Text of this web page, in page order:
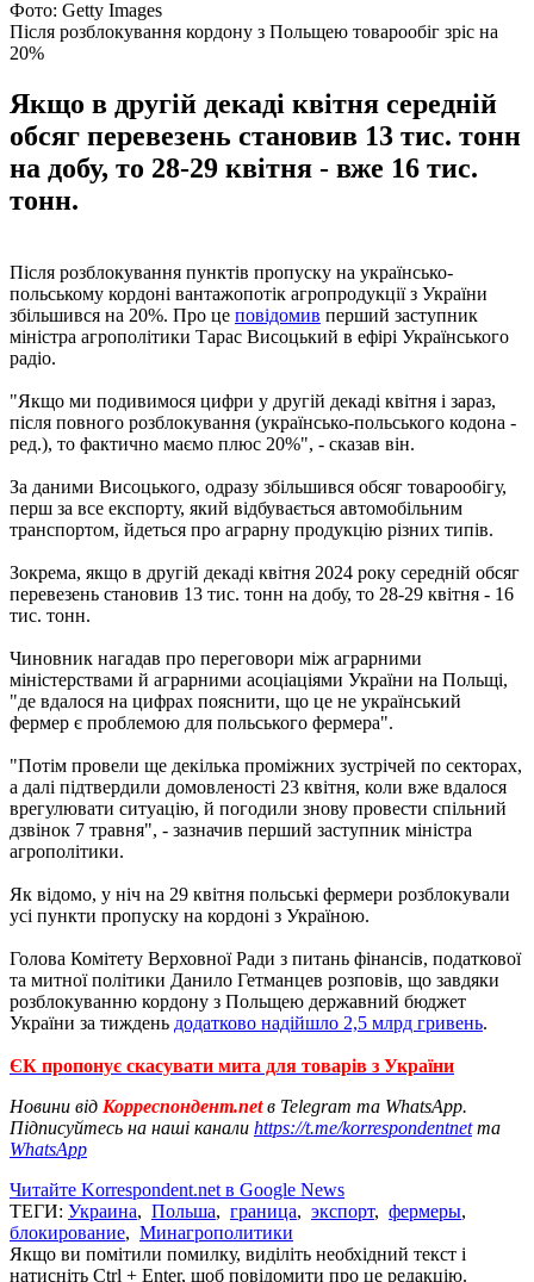
Фото: Getty Images
Після розблокування кордону з Польщею товарообіг зріс на
20%
Якщо в другій декаді квітня середній
обсяг перевезень становив 13 тис. тонн
на добу, то 28-29 квітня - вже 16 тис.
тонн.
Після розблокування пунктів пропуску на українсько-
польському кордоні вантажопотік агропродукції з України
збільшився на 20%. Про це повідомив перший заступник
міністра агрополітики Тарас Висоцький в ефірі Українського
радіо.
"Якщо ми подивимося цифри у другій декаді квітня і зараз,
після повного розблокування (українсько-польського кодона -
ред.), то фактично маємо плюс 20%", - сказав він.
За даними Висоцького, одразу збільшився обсяг товарообігу,
перш за все експорту, який відбувається автомобільним
транспортом, йдеться про аграрну продукцію різних типів.
Зокрема, якщо в другій декаді квітня 2024 року середній обсяг
перевезень становив 13 тис. тонн на добу, то 28-29 квітня - 16
тис. тонн.
Чиновник нагадав про переговори між аграрними
міністерствами й аграрними асоціаціями України на Польщі,
"де вдалося на цифрах пояснити, що це не український
фермер є проблемою для польського фермера".
"Потім провели ще декілька проміжних зустрічей по секторах,
а далі підтвердили домовленості 23 квітня, коли вже вдалося
врегулювати ситуацію, й погодили знову провести спільний
дзвінок 7 травня", - зазначив перший заступник міністра
агрополітики.
Як відомо, у ніч на 29 квітня польські фермери розблокували
усі пункти пропуску на кордоні з Україною.
Голова Комітету Верховної Ради з питань фінансів, податкової
та митної політики Данило Гетманцев розповів, що завдяки
розблокуванню кордону з Польщею державний бюджет
України за тиждень додатково надійшло 2,5 млрд гривень.
ЄК пропонує скасувати мита для товарів з України
Новини від Корреспондент.netв Telegram та WhatsApp.
Підписуйтесь на наші канали https://t.me/korrespondentnetта
WhatsApp
Читайте Korrespondent.net в Google News
ТЕГИ: Украина, Польша, граница, экспорт, фермеры,
блокирование, Минагрополитики
Якщо ви помітили помилку, виділіть необхідний текст і
натисніть Ctrl + Enter, щоб повідомити про це редакцію.